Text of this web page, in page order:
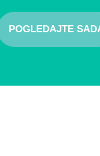
POGLEDAJTE